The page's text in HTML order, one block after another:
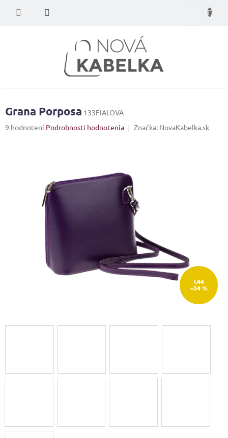
Nákupný
Grana Porposa 133FIALOVA
Priemerné
9 hodnotení Podrobnosti hodnotenia Značka: NovaKabelka.sk
€44
–34 %